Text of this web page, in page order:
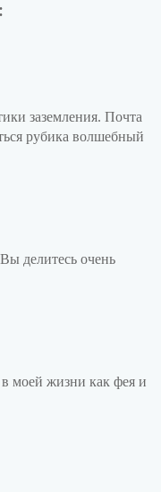
заземления. Почта
рубика волшебный
делитесь очень
моей жизни как фея и